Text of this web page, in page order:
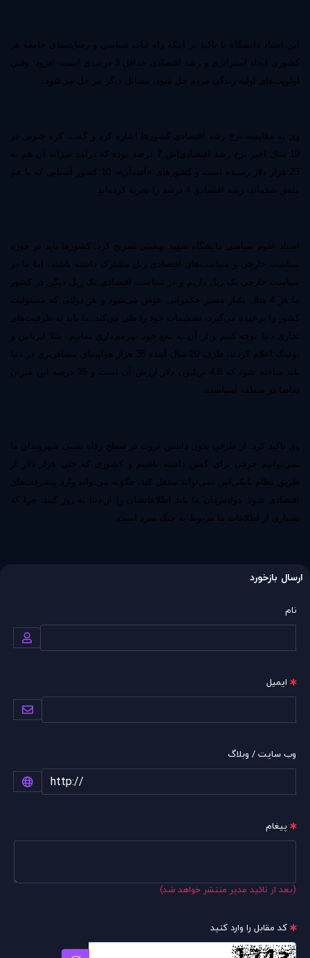
این استاد دانشگاه با تاکید بر اینکه راه ثبات سیاسی و رضایتمندی جامعه هر
کشوری ایجاد استراتژی و رشد اقتصادی حداقل 3 درصدی است، افزود: وقتی
اولویت‌های اولیه زندگی مردم حل شود، مسائل دیگر نیز حل می‌شود.
وی به مقایسه نرخ رشد اقتصادی کشورها اشاره کرد و گفت: کره جنوبی در
10 سال اخیر نرخ رشد اقتصادی‌اش 7 درصد بوده که درآمد سرانه آن هم به
23 هزار دلار رسیده است و کشورهای «آسه‌‌‌‌آن»- 10 کشور آسیایی که با هم
متفق شده‌‌اند- رشد اقتصادی 4 درصد را تجربه کرده‌اند.
استاد علوم سیاسی دانشگاه شهید بهشتی تصریح کرد: کشورها باید در حوزه
سیاست خارجی و سیاست‌های اقتصادی ریل مشترک داشته باشند، اما ما در
سیاست خارجی یک ریل داریم و در سیاست اقتصادی یک ریل دیگر. در کشور
ما هر 4 سال یکبار مسیر حکمرانی عوض می‌شود و هر دولتی که مسئولیت
کشور را برعهده می‌گیرد، تصمیمات خود را طی می‌کند. ما باید به ظرفیت‌های
تجاری دنیا توجه کنیم و از آن به نفع خود بهره‌برداری نماییم. مثلا ایرباس و
بوئینگ اعلام کردند، ظرف 20 سال آینده 35 هزار هواپیمای مسافربری در دنیا
باید ساخته شود که 4.8 تریلیون دلار ارزش آن است و 35 درصد این میزان
تقاضا در منطقه آسیاست.
وی تاکید کرد: از طرفی بدون داشتن ثروت در سطح رفاه نسبی شهروندان ما
نمی‌توانیم حرفی برای گفتن داشته باشیم و کشوری که حتی هزار دلار از
طریق نظام بانکی‌اش نمی‌تواند منتقل کند، چگونه می‌تواند وارد پیشرفت‌های
اقتصادی شود. دولتمردان ما باید اطلاعاتشان را از دنیا به روز کنند، چرا که
بسیاری از اطلاعات ما مربوط به جنگ سرد است.
ارسال بازخورد
نام
ایمیل
وب سایت / وبلاگ
پیغام
(بعد از تائید مدیر منتشر خواهد شد)
کد مقابل را وارد کنید